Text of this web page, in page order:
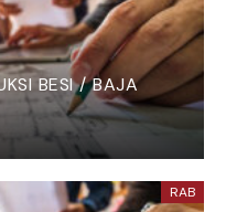
BESI / BAJA
RAB